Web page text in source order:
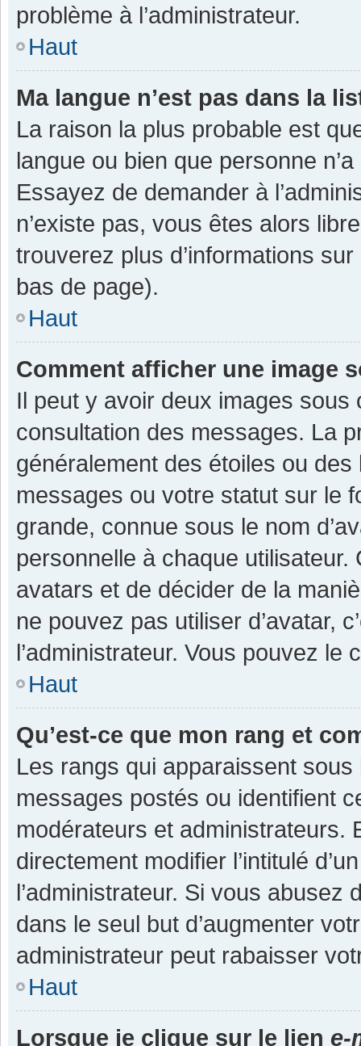
problème à l’administrateur.
Haut
Ma langue n’est pas dans la
La raison la plus probable est
langue ou bien que personne
Essayez de demander à
n’existe pas, vous êtes alors
trouverez plus d’informations
bas de page).
Haut
Comment afficher une image
Il peut y avoir deux images sous
consultation des messages. La
généralement des étoiles ou
messages ou votre statut sur le
grande, connue sous le nom
personnelle à chaque utilisateur.
avatars et de décider de la
ne pouvez pas utiliser d’avatar,
l’administrateur. Vous pouvez
Haut
Qu’est-ce que mon rang et
Les rangs qui apparaissent
messages postés ou identifient
modérateurs et administrateurs.
directement modifier l’intitulé
l’administrateur. Si vous
dans le seul but d’augmenter
administrateur peut rabaisser
Haut
Lorsque je clique sur le lien e-